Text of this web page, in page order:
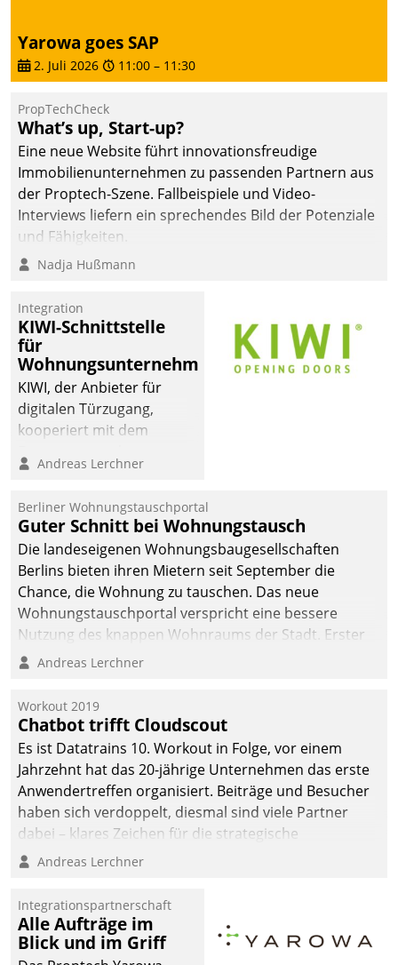
zielgerichtete
Mieterbefragungen – eine
starke Grundlage für
intelligente,
datengestützte
Entscheidungen.
Yarowa goes SAP
2. Juli 2026 11:00 – 11:30
PropTechCheck
What’s up, Start-up?
Eine neue Website führt innovationsfreudige
Immobilienunternehmen zu passenden Partnern aus
der Proptech-Szene. Fallbeispiele und Video-
Interviews liefern ein sprechendes Bild der Potenziale
und Fähigkeiten.
Nadja Hußmann
Integration
KIWI-Schnittstelle
für
Wohnungsunternehmen
KIWI, der Anbieter für
digitalen Türzugang,
kooperiert mit dem
Softwareentwicklungshaus
Andreas Lerchner
Berliner Wohnungstauschportal
Guter Schnitt bei Wohnungstausch
Die landeseigenen Wohnungsbaugesellschaften
Berlins bieten ihren Mietern seit September die
Chance, die Wohnung zu tauschen. Das neue
Wohnungstauschportal verspricht eine bessere
Nutzung des knappen Wohnraums der Stadt. Erster
Anwendungsfall für Datatrains Lösung API-Hub mit
Unternehmen.
Andreas Lerchner
Workout 2019
Chatbot trifft Cloudscout
Es ist Datatrains 10. Workout in Folge, vor einem
Jahrzehnt hat das 20-jährige Unternehmen das erste
Anwendertreffen organisiert. Beiträge und Besucher
haben sich verdoppelt, diesmal sind viele Partner
dabei – klares Zeichen für die strategische
Fokussierung auf den Kunden.
Andreas Lerchner
Integrationspartnerschaft
Alle Aufträge im
Blick und im Griff